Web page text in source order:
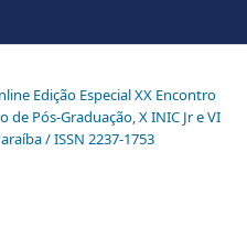
Edição Especial XX Encontro
Pós-Graduação, X INIC Jr e VI
/ ISSN 2237-1753